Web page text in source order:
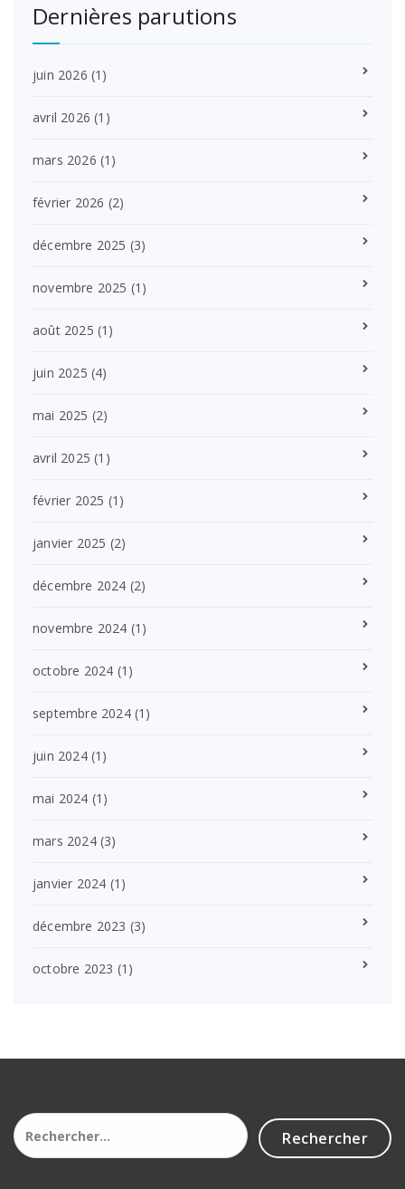
Dernières parutions
juin 2026 (1)
avril 2026 (1)
mars 2026 (1)
février 2026 (2)
décembre 2025 (3)
novembre 2025 (1)
août 2025 (1)
juin 2025 (4)
mai 2025 (2)
avril 2025 (1)
février 2025 (1)
janvier 2025 (2)
décembre 2024 (2)
novembre 2024 (1)
octobre 2024 (1)
septembre 2024(1)
juin 2024(1)
mai 2024 (1)
mars 2024(3)
janvier 2024 (1)
décembre 2023 (3)
octobre 2023 (1)
Rechercher :